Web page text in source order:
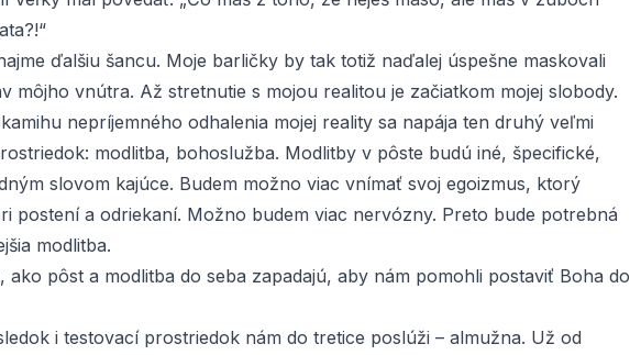
ďalšiu šancu. Moje barličky by tak totiž naďalej úspešne maskovali
môjho vnútra. Až stretnutie s mojou realitou je začiatkom mojej slobody.
nepríjemného odhalenia mojej reality sa napája ten druhý veľmi
modlitba, bohoslužba. Modlitby v pôste budú iné, špecifické,
slovom kajúce. Budem možno viac vnímať svoj egoizmus, ktorý
postení a odriekaní. Možno budem viac nervózny. Preto bude potrebná
modlitba.
ako pôst a modlitba do seba zapadajú, aby nám pomohli postaviť Boha do
i testovací prostriedok nám do tretice poslúži – almužna. Už od